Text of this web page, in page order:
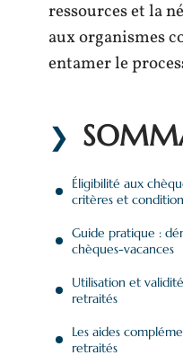
ressources et la
aux organismes
entamer le
Éligibilité aux
critères et
Guide pratique :
chèques-vacances
Utilisation et
retraités
Les aides
retraités